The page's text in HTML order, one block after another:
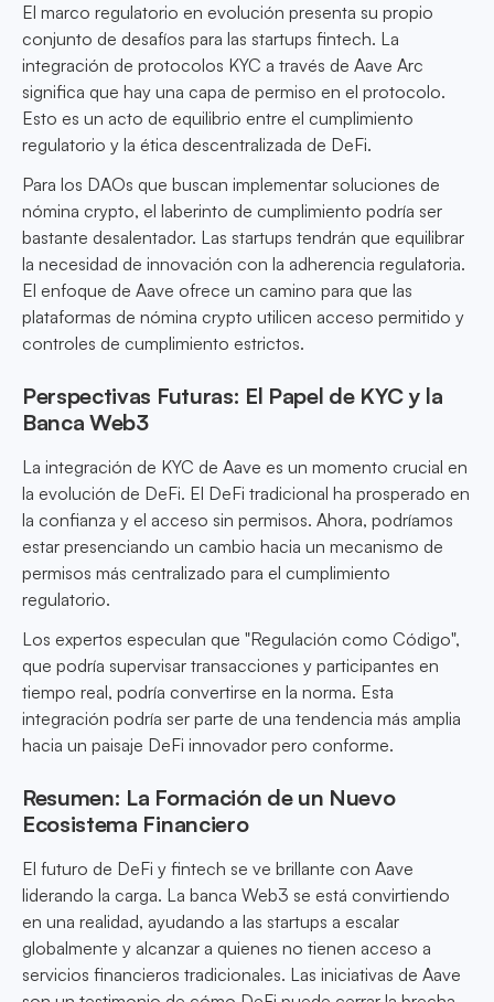
El marco regulatorio en evolución presenta su propio
conjunto de desafíos para las startups fintech. La
integración de protocolos KYC a través de Aave Arc
significa que hay una capa de permiso en el protocolo.
Esto es un acto de equilibrio entre el cumplimiento
regulatorio y la ética descentralizada de DeFi.
Para los DAOs que buscan implementar soluciones de
nómina crypto, el laberinto de cumplimiento podría ser
bastante desalentador. Las startups tendrán que equilibrar
la necesidad de innovación con la adherencia regulatoria.
El enfoque de Aave ofrece un camino para que las
plataformas de nómina crypto utilicen acceso permitido y
controles de cumplimiento estrictos.
Perspectivas Futuras: El Papel de KYC y la
Banca Web3
La integración de KYC de Aave es un momento crucial en
la evolución de DeFi. El DeFi tradicional ha prosperado en
la confianza y el acceso sin permisos. Ahora, podríamos
estar presenciando un cambio hacia un mecanismo de
permisos más centralizado para el cumplimiento
regulatorio.
Los expertos especulan que "Regulación como Código",
que podría supervisar transacciones y participantes en
tiempo real, podría convertirse en la norma. Esta
integración podría ser parte de una tendencia más amplia
hacia un paisaje DeFi innovador pero conforme.
Resumen: La Formación de un Nuevo
Ecosistema Financiero
El futuro de DeFi y fintech se ve brillante con Aave
liderando la carga. La banca Web3 se está convirtiendo
en una realidad, ayudando a las startups a escalar
globalmente y alcanzar a quienes no tienen acceso a
servicios financieros tradicionales. Las iniciativas de Aave